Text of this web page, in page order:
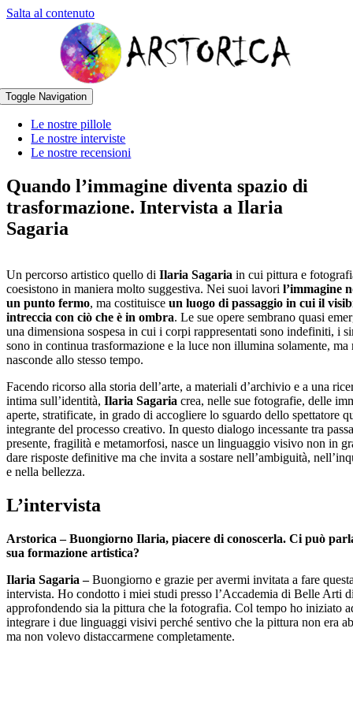
Salta al contenuto
Toggle Navigation
Le nostre pillole
Le nostre interviste
Le nostre recensioni
Quando l’immagine diventa spazio di
trasformazione. Intervista a Ilaria
Sagaria
Un percorso artistico quello di Ilaria Sagaria in cui pittura e
coesistono in maniera molto suggestiva. Nei suoi lavori l’immagine
un punto fermo, ma costituisce un luogo di passaggio in cui il
intreccia con ciò che è in ombra. Le sue opere sembrano quasi
una dimensiona sospesa in cui i corpi rappresentati sono indefiniti, i
sono in continua trasformazione e la luce non illumina solamente, ma
nasconde allo stesso tempo.
Facendo ricorso alla storia dell’arte, a materiali d’archivio e a una
intima sull’identità, Ilaria Sagaria crea, nelle sue fotografie, delle
aperte, stratificate, in grado di accogliere lo sguardo dello spettatore
integrante del processo creativo. In questo dialogo incessante tra
presente, fragilità e metamorfosi, nasce un linguaggio visivo non in
dare risposte definitive ma che invita a sostare nell’ambiguità,
e nella bellezza.
L’intervista
Arstorica – Buongiorno Ilaria, piacere di conoscerla. Ci può
sua formazione artistica?
Ilaria Sagaria –Buongiorno e grazie per avermi invitata a fare
intervista. Ho condotto i miei studi presso l’Accademia di Belle Arti
approfondendo sia la pittura che la fotografia. Col tempo ho iniziato
integrare i due linguaggi visivi perché sentivo che la pittura non era
ma non volevo distaccarmene completamente.